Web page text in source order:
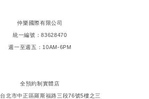
仲樂國際有限公司
統一編號：83628470
週一至週五：10AM-6PM
全預約制實體店
北市中正區羅斯福路三段76號5樓之三